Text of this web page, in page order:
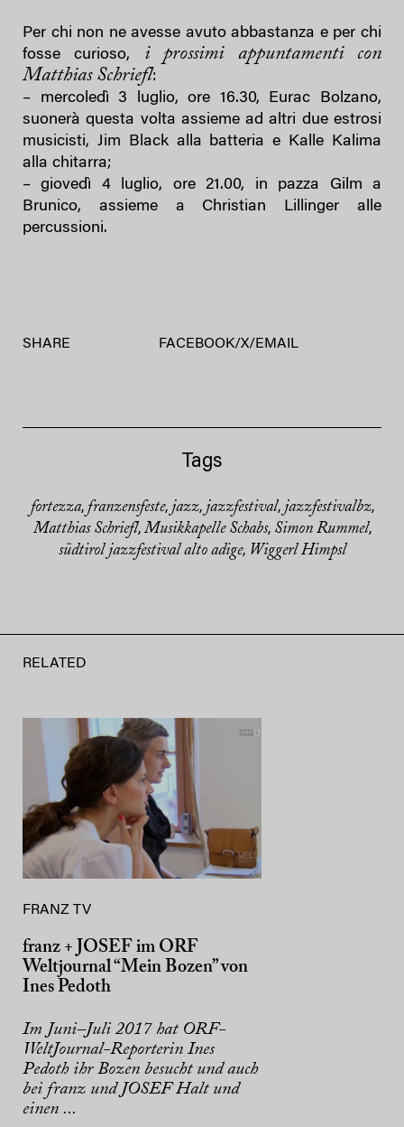
Per chi non ne avesse avuto abbastanza e per chi
fosse curioso,
i prossimi appuntamenti con
Matthias Schriefl:
– mercoledì 3 luglio, ore 16.30, Eurac Bolzano,
suonerà questa volta assieme ad altri due estrosi
musicisti, Jim Black alla batteria e Kalle Kalima
alla chitarra;
– giovedì 4 luglio, ore 21.00, in pazza Gilm a
Brunico, assieme a Christian Lillinger alle
percussioni.
SHARE FACEBOOK/X/EMAIL
Tags
fortezza, franzensfeste, jazz, jazzfestival, jazzfestivalbz,
Matthias Schriefl, Musikkapelle Schabs, Simon Rummel,
südtirol jazzfestival alto adige, Wiggerl Himpsl
RELATED
FRANZ TV
franz + JOSEF im ORF
Weltjournal “Mein Bozen” von
Ines Pedoth
Im Juni–Juli 2017 hat ORF-
WeltJournal-Reporterin Ines
Pedoth ihr Bozen besucht und auch
bei franz und JOSEF Halt und
einen ...